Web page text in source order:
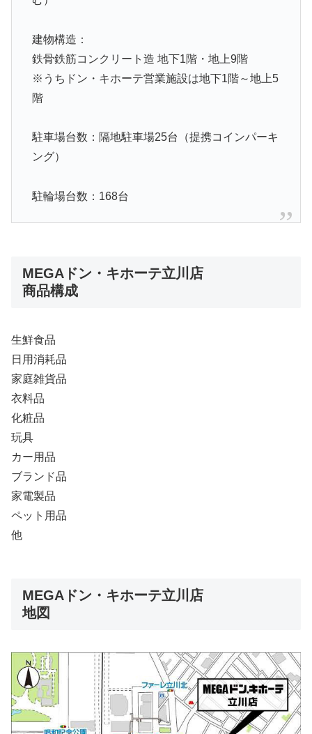
建物構造：
鉄骨鉄筋コンクリート造 地下1階・地上9階
※うちドン・キホーテ営業施設は地下1階～地上5
階
駐車場台数：隔地駐車場25台（提携コインパーキ
ング）
駐輪場台数：168台
MEGAドン・キホーテ立川店
商品構成
生鮮食品
日用消耗品
家庭雑貨品
衣料品
化粧品
玩具
カー用品
ブランド品
家電製品
ペット用品
他
MEGAドン・キホーテ立川店
地図